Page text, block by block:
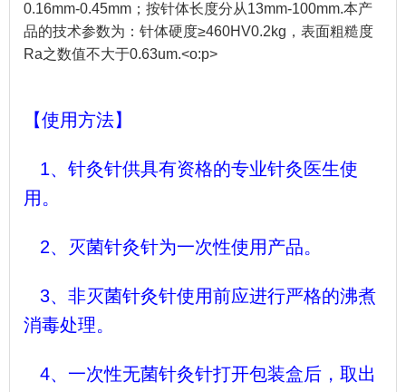
0.16mm-0.45mm；按针体长度分从13mm-100mm.本产
品的技术参数为：针体硬度≥460HV0.2kg，表面粗糙度
Ra之数值不大于0.63um.<o:p>
【使用方法】
1、针灸针供具有资格的专业针灸医生使
用。
2、灭菌针灸针为一次性使用产品。
3、非灭菌针灸针使用前应进行严格的沸煮
消毒处理。
4、一次性无菌针灸针打开包装盒后，取出